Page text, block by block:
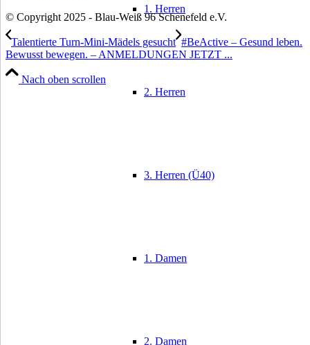
1. Herren
2. Herren
3. Herren (Ü40)
1. Damen
2. Damen
© Copyright 2025 - Blau-Weiß 96 Schenefeld e.V.
Talentierte Turn-Mini-Mädels gesucht #BeActive – Gesund leben.
Bewusst bewegen. – ANMELDUNGEN JETZT ...
Nach oben scrollen